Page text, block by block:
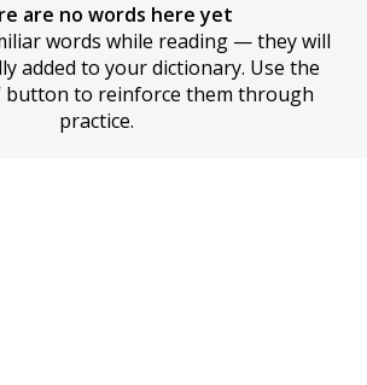
are no words here yet
words while reading — they will
added to your dictionary. Use the
button to reinforce them through
practice.